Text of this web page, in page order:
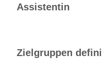
Assistentin
Zielgruppen